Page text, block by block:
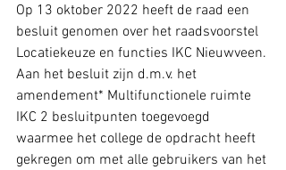
Op 13 oktober 2022 heeft de raad een
besluit genomen over het raadsvoorstel
Locatiekeuze en functies IKC Nieuwveen.
Aan het besluit zijn d.m.v. het
amendement* Multifunctionele ruimte
IKC 2 besluitpunten toegevoegd
waarmee het college de opdracht heeft
gekregen om met alle gebruikers van het